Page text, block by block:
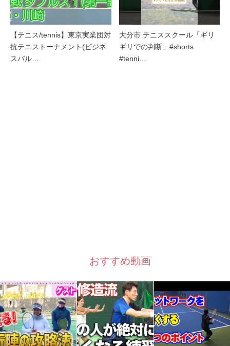
【テニス/tennis】東京実業団対
抗テニストーナメント(ビジネ
スパル…
大分市 テニススクール「ギリ
ギリでの判断」#shorts
#tenni…
おすすめ動画